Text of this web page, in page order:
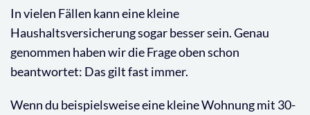
In vielen Fällen kann eine kleine
Haushaltsversicherung sogar besser sein. Genau
genommen haben wir die Frage oben schon
beantwortet: Das gilt fast immer.
Wenn du beispielsweise eine kleine Wohnung mit 30-